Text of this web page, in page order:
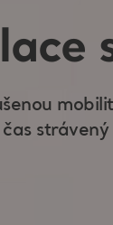
strávený